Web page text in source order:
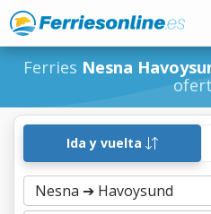
Ferries Nesna
Ida y vuelta